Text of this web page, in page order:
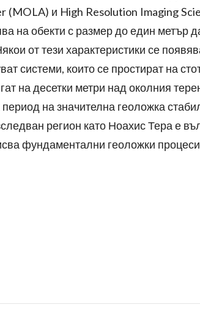
и High Resolution Imaging
на обекти с размер до един метър
от тези характеристики се
системи, които се простират на
на десетки метри над околния
на значителна геоложка
регион като Ноахис Тера е
фундаментални геоложки